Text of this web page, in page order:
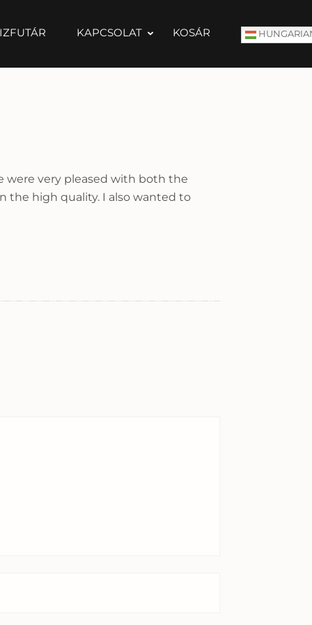
KAPCSOLAT KOSÁR
were very pleased with both the
the high quality. I also wanted to